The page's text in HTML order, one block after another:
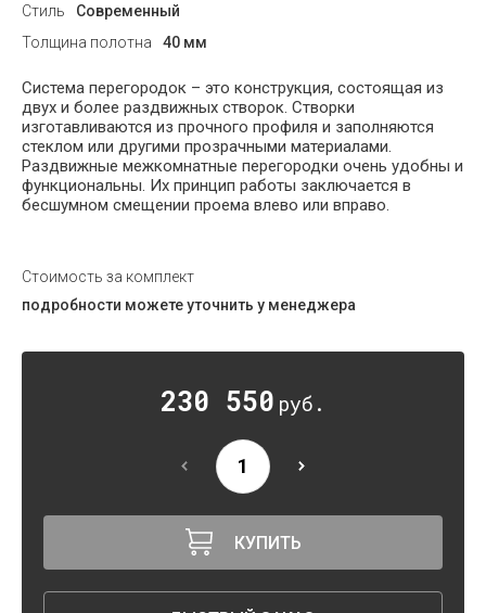
Стиль
Современный
Толщина полотна
40 мм
Система перегородок – это конструкция, состоящая из
двух и более раздвижных створок. Створки
изготавливаются из прочного профиля и заполняются
стеклом или другими прозрачными материалами.
Раздвижные межкомнатные перегородки очень удобны и
функциональны. Их принцип работы заключается в
бесшумном смещении проема влево или вправо.
Стоимость за комплект
подробности можете уточнить у менеджера
230 550 руб.
КУПИТЬ